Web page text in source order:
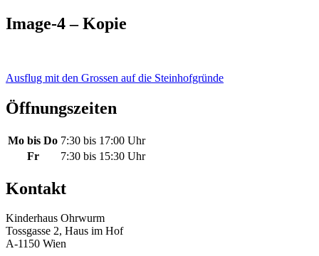
Image-4 – Kopie
Beitragsnavigation
Ausflug mit den Grossen auf die Steinhofgründe
Öffnungszeiten
Mo bis Do 7:30 bis 17:00 Uhr
Fr
7:30 bis 15:30 Uhr
Kontakt
Kinderhaus Ohrwurm
Tossgasse 2, Haus im Hof
A-1150 Wien